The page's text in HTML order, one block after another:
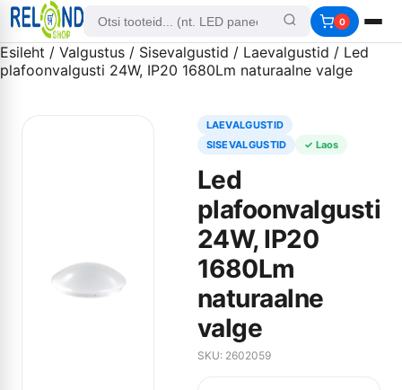
0
Esileht / Valgustus / Sisevalgustid / Laevalgustid / Led
plafoonvalgusti 24W, IP20 1680Lm naturaalne valge
LAEVALGUSTID
SISEVALGUSTID
✓ Laos
Led
plafoonvalgusti
24W, IP20
1680Lm
naturaalne
valge
SKU: 2602059